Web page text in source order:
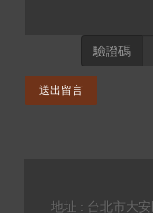
驗證碼
送出留言
地址 : 台北市大